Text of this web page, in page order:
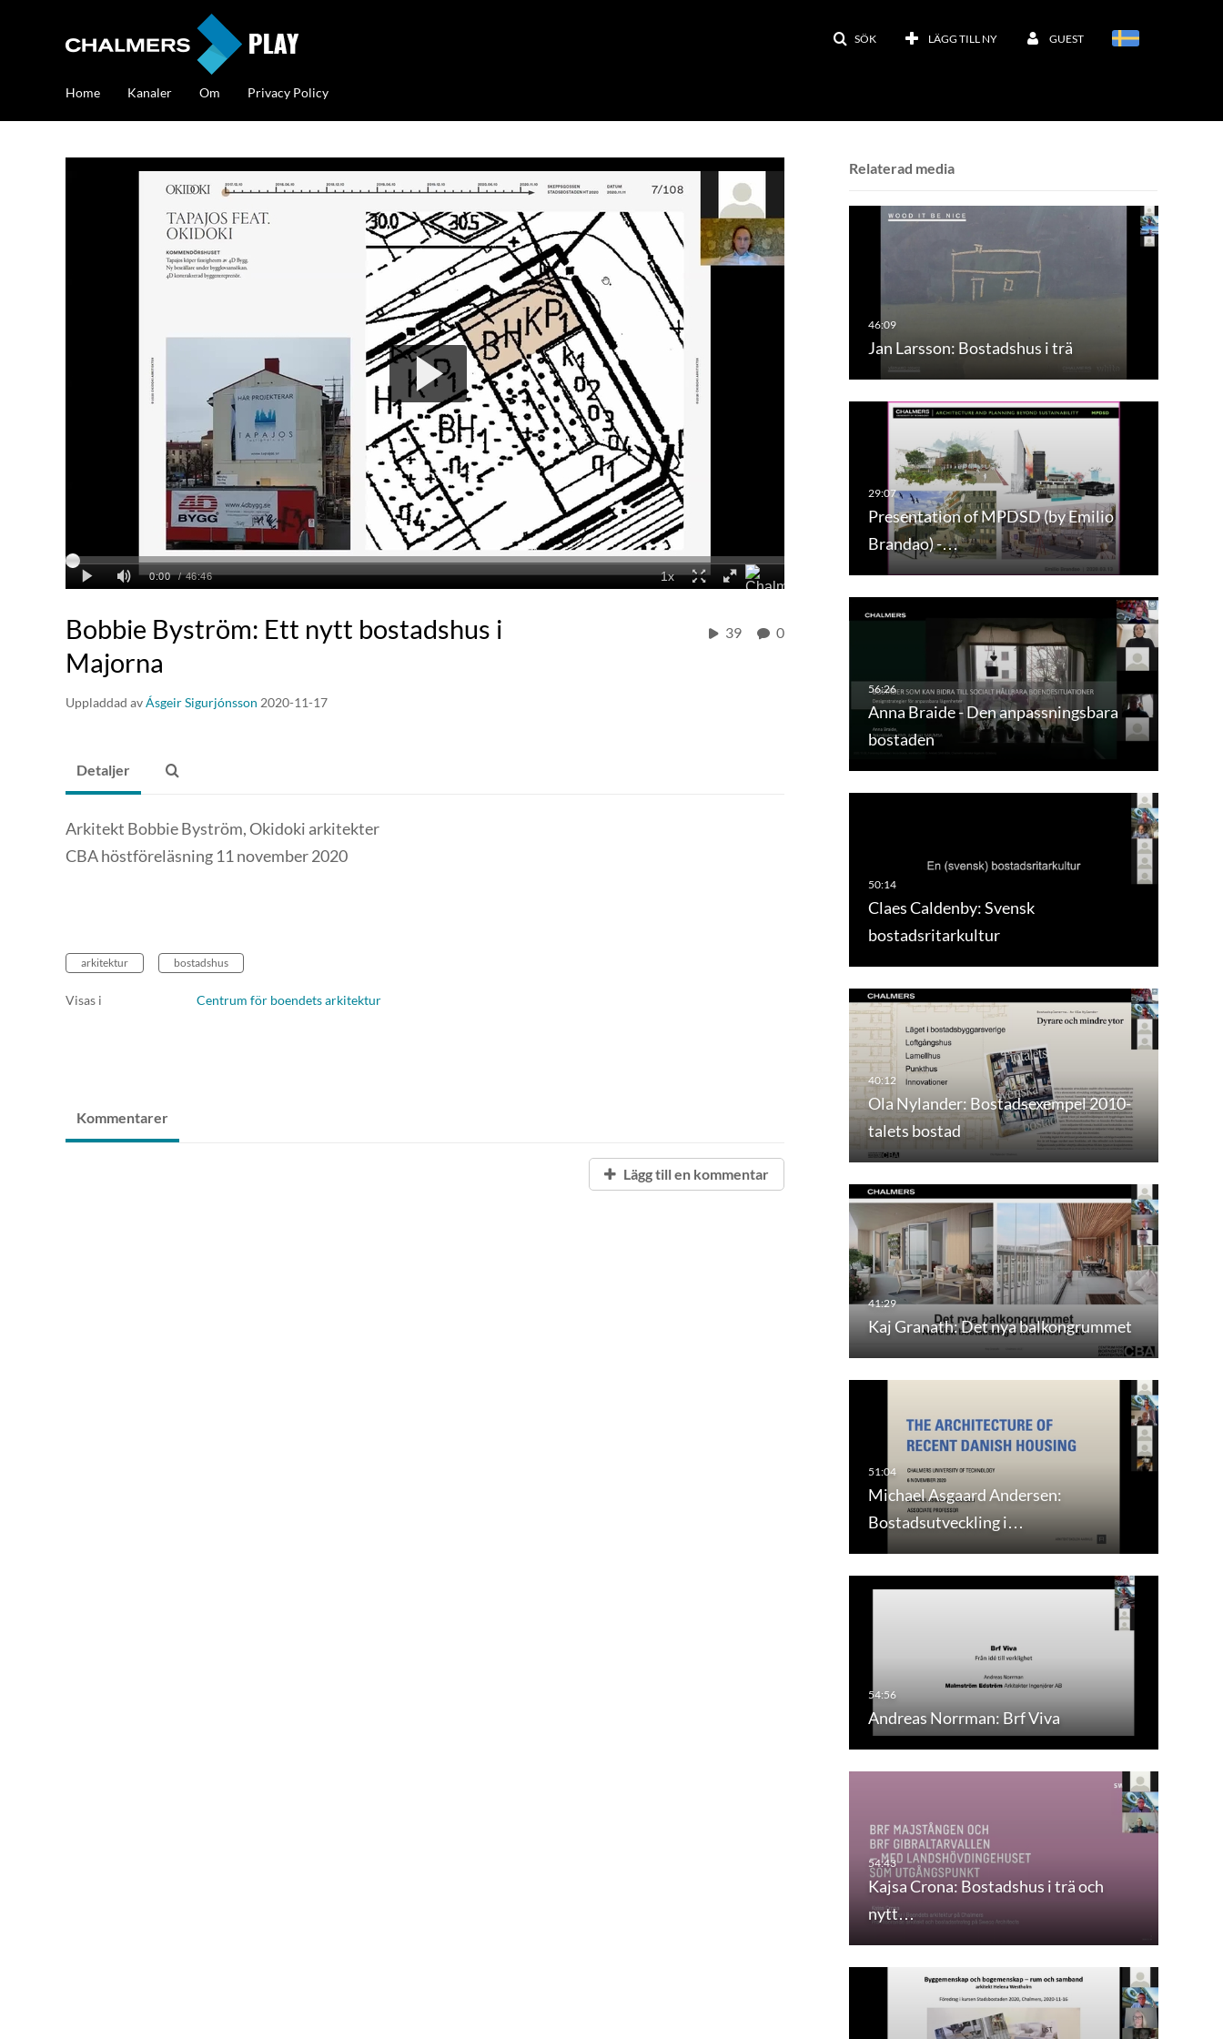
SÖK LÄGG TILL NY GUEST
Home Kanaler Om Privacy Policy
Bobbie Byström: Ett nytt bostadshus i
Majorna
Uppladdad avÁsgeir Sigurjónsson 2020-11-17
39 0
Relaterad media
Jan Larsson: Bostadshus i trä
Presentation of MPDSD (by Emilio
Brandao) -…
Anna Braide - Den anpassningsbara
bostaden
Claes Caldenby: Svensk
bostadsritarkultur
Ola Nylander: Bostadsexempel 2010-
talets bostad
Kaj Granath: Det nya balkongrummet
Michael Asgaard Andersen:
Bostadsutveckling i…
Andreas Norrman: Brf Viva
Kajsa Crona: Bostadshus i trä och
nytt…
Detaljer
Arkitekt Bobbie Byström, Okidoki arkitekter
CBA höstföreläsning 11 november 2020
arkitektur bostadshus
Visas i Centrum för boendets arkitektur
Kommentarer
Lägg till en kommentar